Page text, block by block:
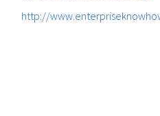
http://